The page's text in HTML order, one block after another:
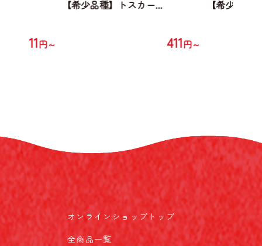
411円～
【希少品種】トスカー...
411円～
【希少品種
オンラインショップトップ
全商品一覧